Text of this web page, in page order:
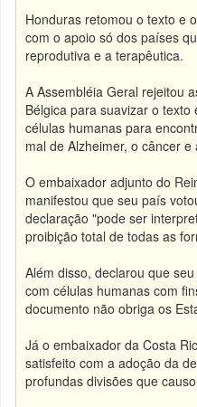
Honduras retomou o texto e
com o apoio só dos países
reprodutiva e a terapêutica.
A Assembléia Geral rejeitou
Bélgica para suavizar o
células humanas para
mal de Alzheimer, o câncer e
O embaixador adjunto do
manifestou que seu país
declaração "pode ser
proibição total de todas as
Além disso, declarou que
com células humanas com
documento não obriga os
Já o embaixador da Costa
satisfeito com a adoção da
profundas divisões que